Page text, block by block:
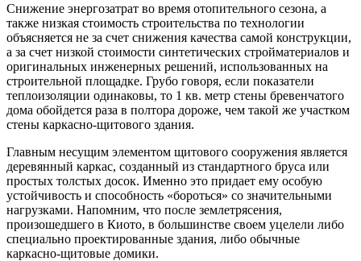
Снижение энергозатрат во время отопительного сезона, а
также низкая стоимость строительства по технологии
объясняется не за счет снижения качества самой конструкции,
а за счет низкой стоимости синтетических стройматериалов и
оригинальных инженерных решений, использованных на
строительной площадке. Грубо говоря, если показатели
теплоизоляции одинаковы, то 1 кв. метр стены бревенчатого
дома обойдется раза в полтора дороже, чем такой же участком
стены каркасно-щитового здания.
Главным несущим элементом щитового сооружения является
деревянный каркас, созданный из стандартного бруса или
простых толстых досок. Именно это придает ему особую
устойчивость и способность «бороться» со значительными
нагрузками. Напомним, что после землетрясения,
произошедшего в Киото, в большинстве своем уцелели либо
специально проектированные здания, либо обычные
каркасно-щитовые домики.